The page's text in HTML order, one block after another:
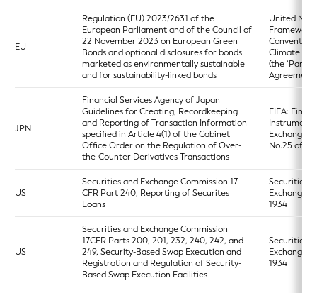
EU
Regulation (EU) 2023/2631 of the
European Parliament and of the Council of
22 November 2023 on European Green
Bonds and optional disclosures for bonds
marketed as environmentally sustainable
and for sustainability-linked bonds
United
Framework
Convention
Climate
(the ‘Paris
JPN
Financial Services Agency of Japan
Guidelines for Creating, Recordkeeping
and Reporting of Transaction Information
specified in Article 4(1) of the Cabinet
Office Order on the Regulation of Over-
the-Counter Derivatives Transactions
FIEA:
Exchange
No.25 of
US
Securities and Exchange Commission 17
CFR Part 240, Reporting of Securites
Loans
Securities
Exchange
1934
US
Securities and Exchange Commission
17CFR Parts 200, 201, 232, 240, 242, and
249, Security-Based Swap Execution and
Registration and Regulation of Security-
Based Swap Execution Facilities
Securities
Exchange
1934